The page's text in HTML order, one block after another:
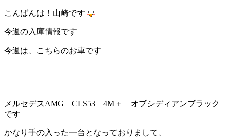
こんばんは！山崎です
今週の入庫情報です
今週は、こちらのお車です
メルセデスAMG CLS53 4M＋ オブシディアンブラック
です
かなり手の入った一台となっておりまして、